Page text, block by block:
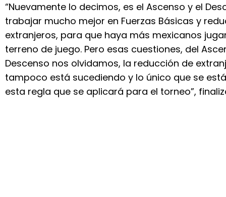
“Nuevamente lo decimos, es el Ascenso y el
trabajar mucho mejor en Fuerzas Básicas y
extranjeros, para que haya más mexicanos
terreno de juego. Pero esas cuestiones, del
Descenso nos olvidamos, la reducción de
tampoco está sucediendo y lo único que se
esta regla que se aplicará para el torneo”,